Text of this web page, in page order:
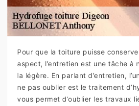
Pour que la toiture puisse
aspect, l’entretien est une tâche à
la légère. En parlant d’entretien,
ne pas oublier est le traitement
vous permet d’oublier les travaux